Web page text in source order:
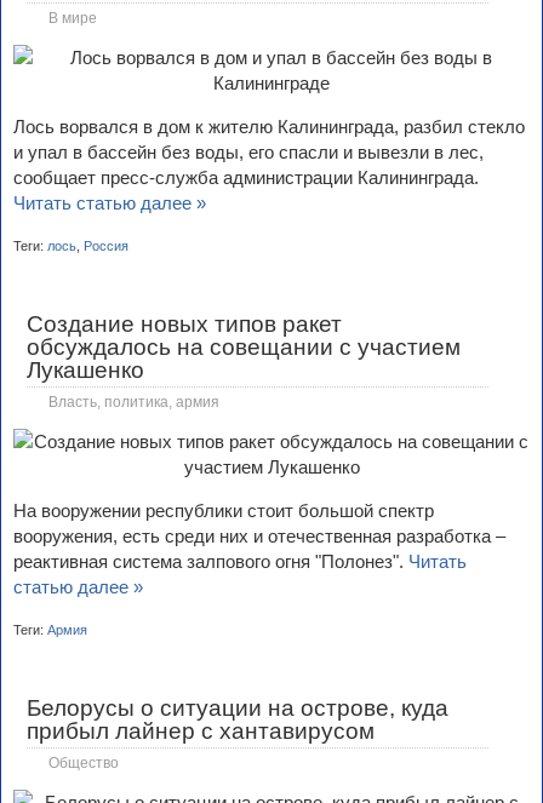
В мире
Лось ворвался в дом к жителю Калининграда, разбил стекло
и упал в бассейн без воды, его спасли и вывезли в лес,
сообщает пресс-служба администрации Калининграда.
Читать статью далее »
Теги: лось Россия
Создание новых типов ракет
обсуждалось на совещании с участием
Лукашенко
Власть, политика, армия
На вооружении республики стоит большой спектр
вооружения, есть среди них и отечественная разработка –
реактивная система залпового огня "Полонез". Читать
статью далее »
Теги: Армия
Белорусы о ситуации на острове, куда
прибыл лайнер с хантавирусом
Общество